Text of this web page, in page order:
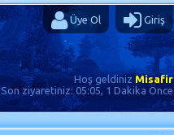
Üye Ol Giriş
Hoş geldiniz Misafir
Son ziyaretiniz:05:05, 1 Dakika Önce